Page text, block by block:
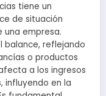
tiene un
de situación
una empresa.
balance, reflejando
o productos
a los ingresos
influyendo en la